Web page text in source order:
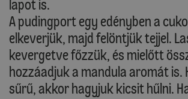
lapot is.
A pudingport egy edényben a
elkeverjük, majd felöntjük tejjel.
kevergetve főzzük, és mielőtt
hozzáadjuk a mandula aromát is.
sűrű, akkor hagyjuk kicsit hűlni.